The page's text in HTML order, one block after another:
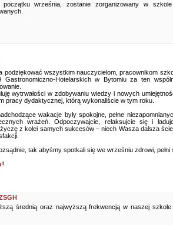
września, zostanie zorganizowany w
podziękować wszystkim nauczycielom, pracownikom
Gastronomiczno-Hotelarskich w Bytomiu za ten
wytrwałości w zdobywaniu wiedzy i nowych
pracy dydaktycznej, którą wykonaliście w tym roku.
wakacje były spokojne, pełne
wrażeń. Odpoczywajcie, relaksujcie się i
z kolei samych sukcesów – niech Wasza dalsza
tak abyśmy spotkali się we wrześniu zdrowi, pełni
‼️
średnią oraz najwyższą frekwencją w naszej szkole